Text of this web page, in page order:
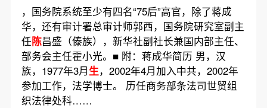
，国务院系统至少有四名“75后”高官，除了蒋成
华，还有审计署总审计师郭西，国务院研究室副主
任陈昌盛（傣族），新华社副社长兼国内部主任、
部务会主任霍小光。■ 附：蒋成华简历 男，汉
族，1977年3月生，2002年4月加入中共，2002年
参加工作，法学博士。 历任商务部条法司世贸组
织法律处科……